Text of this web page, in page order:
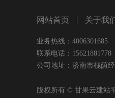
网站首页 关于我
业务热线：4006301685
联系电话：15621881778
公司地址：济南市槐荫
版权所有 © 甘果云建站